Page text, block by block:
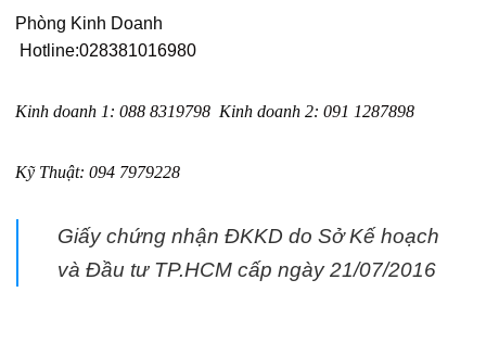
Phòng Kinh Doanh
Hotline:028381016980
Kinh doanh 1: 088 8319798 Kinh doanh 2: 091 1287898
Kỹ Thuật: 094 7979228
Giấy chứng nhận ĐKKD do Sở Kế hoạch
và Đầu tư TP.HCM cấp ngày 21/07/2016